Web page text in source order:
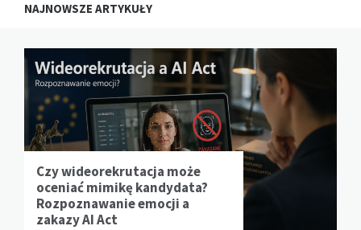
NAJNOWSZE ARTYKUŁY
Czy wideorekrutacja może
oceniać mimikę kandydata?
Rozpoznawanie emocji a
zakazy AI Act